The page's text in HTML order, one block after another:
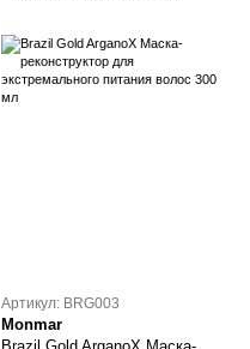
Артикул: BRG003
Monmar